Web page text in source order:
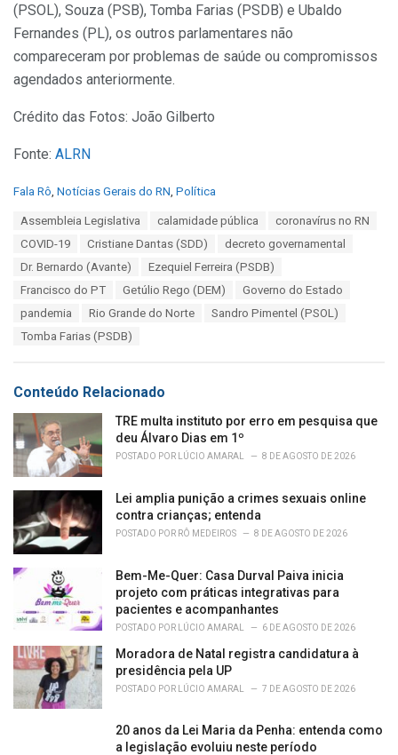
(PSOL), Souza (PSB), Tomba Farias (PSDB) e Ubaldo
Fernandes (PL), os outros parlamentares não
compareceram por problemas de saúde ou compromissos
agendados anteriormente.
Crédito das Fotos: João Gilberto
Fonte: ALRN
C
Fala Rô Notícias Gerais do RN Política
Assembleia Legislativa calamidade pública
coronavírus no RN
COVID-19
Cristiane Dantas (SDD)
decreto governamental
Dr. Bernardo (Avante)
Ezequiel Ferreira (PSDB)
Francisco do PT
Getúlio Rego (DEM)
Governo do Estado
pandemia
Rio Grande do Norte
Sandro Pimentel (PSOL)
Tomba Farias (PSDB)
Conteúdo Relacionado
TRE multa instituto por erro em pesquisa que
deu Álvaro Dias em 1º
POSTADO POR LÚCIO AMARAL 8 DE AGOSTO DE 2026
Lei amplia punição a crimes sexuais online
contra crianças; entenda
POSTADO POR RÔ MEDEIROS 8 DE AGOSTO DE 2026
Bem-Me-Quer: Casa Durval Paiva inicia
projeto com práticas integrativas para
pacientes e acompanhantes
POSTADO POR LÚCIO AMARAL 6 DE AGOSTO DE 2026
Moradora de Natal registra candidatura à
presidência pela UP
POSTADO POR LÚCIO AMARAL 7 DE AGOSTO DE 2026
20 anos da Lei Maria da Penha: entenda como
a legislação evoluiu neste período